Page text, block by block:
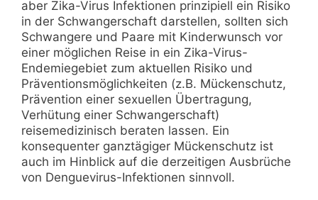
aber Zika-Virus Infektionen prinzipiell ein Risiko
in der Schwangerschaft darstellen, sollten sich
Schwangere und Paare mit Kinderwunsch vor
einer möglichen Reise in ein Zika-Virus-
Endemiegebiet zum aktuellen Risiko und
Präventionsmöglichkeiten (z.B. Mückenschutz,
Prävention einer sexuellen Übertragung,
Verhütung einer Schwangerschaft)
reisemedizinisch beraten lassen. Ein
konsequenter ganztägiger Mückenschutz ist
auch im Hinblick auf die derzeitigen Ausbrüche
von Denguevirus-Infektionen sinnvoll.